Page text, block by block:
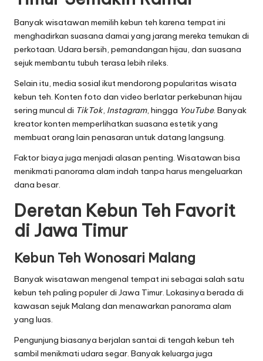
Banyak wisatawan memilih kebun teh karena tempat ini
menghadirkan suasana damai yang jarang mereka temukan di
perkotaan. Udara bersih, pemandangan hijau, dan suasana
sejuk membantu tubuh terasa lebih rileks.
Selain itu, media sosial ikut mendorong popularitas wisata
kebun teh. Konten foto dan video berlatar perkebunan hijau
sering muncul di TikTok, Instagram, hingga YouTube. Banyak
kreator konten memperlihatkan suasana estetik yang
membuat orang lain penasaran untuk datang langsung.
Faktor biaya juga menjadi alasan penting. Wisatawan bisa
menikmati panorama alam indah tanpa harus mengeluarkan
dana besar.
Deretan Kebun Teh Favorit
di Jawa Timur
Kebun Teh Wonosari Malang
Banyak wisatawan mengenal tempat ini sebagai salah satu
kebun teh paling populer di Jawa Timur. Lokasinya berada di
kawasan sejuk Malang dan menawarkan panorama alam
yang luas.
Pengunjung biasanya berjalan santai di tengah kebun teh
sambil menikmati udara segar. Banyak keluarga juga